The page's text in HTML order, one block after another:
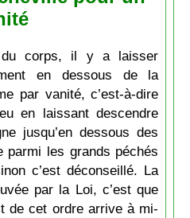
du corps, il y a laisser
en dessous de la
par vanité, c’est-à-dire
en laissant descendre
jusqu’en dessous des
parmi les grands péchés
c’est déconseillé. La
par la Loi, c’est que
de cet ordre arrive à mi-